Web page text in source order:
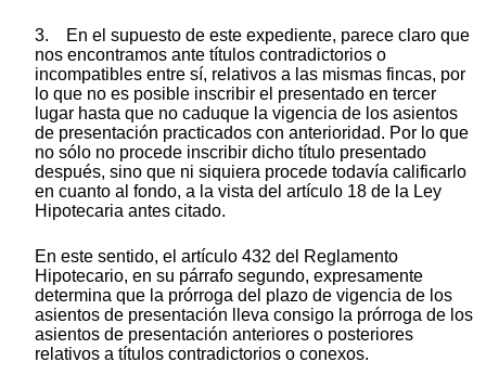
3. En el supuesto de este expediente, parece claro que
nos encontramos ante títulos contradictorios o
incompatibles entre sí, relativos a las mismas fincas, por
lo que no es posible inscribir el presentado en tercer
lugar hasta que no caduque la vigencia de los asientos
de presentación practicados con anterioridad. Por lo que
no sólo no procede inscribir dicho título presentado
después, sino que ni siquiera procede todavía calificarlo
en cuanto al fondo, a la vista del artículo 18 de la Ley
Hipotecaria antes citado.
En este sentido, el artículo 432 del Reglamento
Hipotecario, en su párrafo segundo, expresamente
determina que la prórroga del plazo de vigencia de los
asientos de presentación lleva consigo la prórroga de los
asientos de presentación anteriores o posteriores
relativos a títulos contradictorios o conexos.